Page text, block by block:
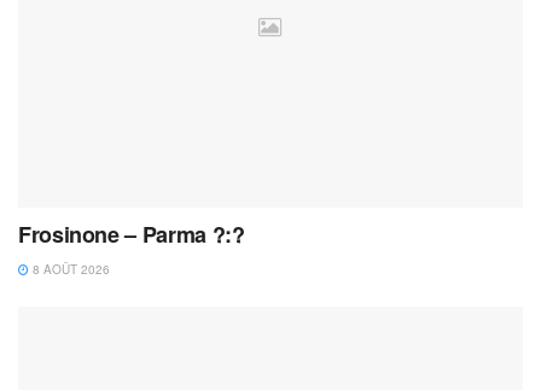
Frosinone – Parma ?:?
8 AOÛT 2026